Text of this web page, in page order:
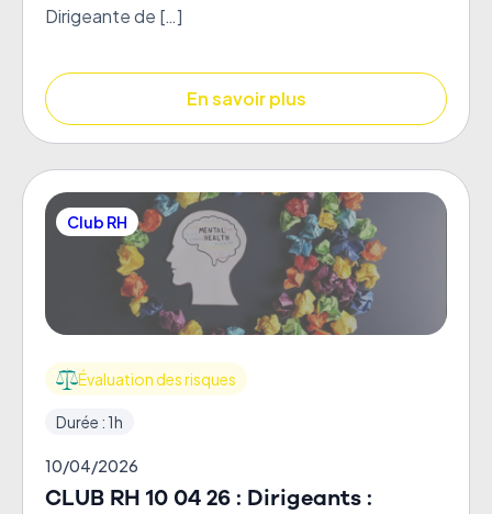
Dirigeante de […]
En savoir plus
Club RH
Évaluation des risques
Durée : 1h
10/04/2026
CLUB RH 10 04 26 : Dirigeants :